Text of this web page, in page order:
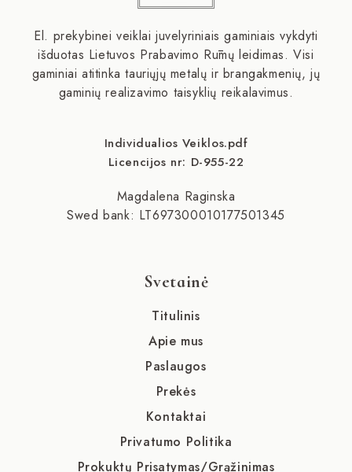
El. prekybinei veiklai juvelyriniais gaminiais vykdyti
išduotas Lietuvos Prabavimo Rūmų leidimas. Visi
gaminiai atitinka tauriųjų metalų ir brangakmenių, jų
gaminių realizavimo taisyklių reikalavimus.
Individualios Veiklos.pdf
Licencijos nr: D-955-22
Magdalena Raginska
Swed bank: LT697300010177501345
Svetainė
Titulinis
Apie mus
Paslaugos
Prekės
Kontaktai
Privatumo Politika
Prokuktų Prisatymas/Grąžinimas